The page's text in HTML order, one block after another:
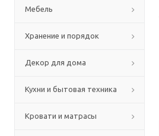
Мебель
Хранение и порядок
Декор для дома
Кухни и бытовая техника
Кровати и матрасы